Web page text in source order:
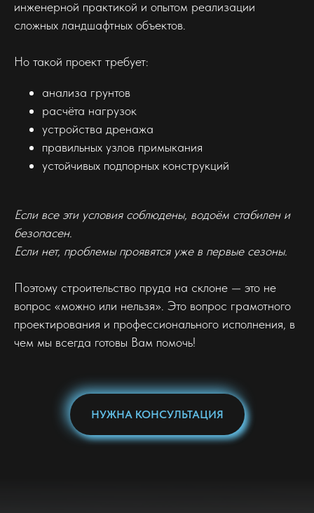
инженерной практикой и опытом реализации
сложных ландшафтных объектов.
Но такой проект требует:
анализа грунтов
расчёта нагрузок
устройства дренажа
правильных узлов примыкания
устойчивых подпорных конструкций
Если все эти условия соблюдены, водоём стабилен и
безопасен.
Если нет, проблемы проявятся уже в первые сезоны.
Поэтому строительство пруда на склоне — это не
вопрос «можно или нельзя». Это вопрос грамотного
проектирования и профессионального исполнения, в
чем мы всегда готовы Вам помочь!
НУЖНА КОНСУЛЬТАЦИЯ